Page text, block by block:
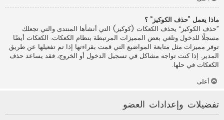
ماذا يعمل ”حذف الكوكيز“ ؟
”حذف الكوكيز“ يحذف الكعكات (كوكيز) التي أنشأها المنتدى والتي تجعلك
مسجلًا للدخول وتلغي بعض المميزات المرتبطة بنظام الكعكات. الكعكات أيضًا
توفر مميزات مثل متابعة المواضيع التي قمت بقراءتها إذا تم تفعيلها عن طريق
المدير. إذا كنت تواجه مشاكل في تسجيل الدخول أو الخروج، فقد يساعد حذف
الكعكات في حلها.
أعلى
تفضيلات وإعدادات العضو